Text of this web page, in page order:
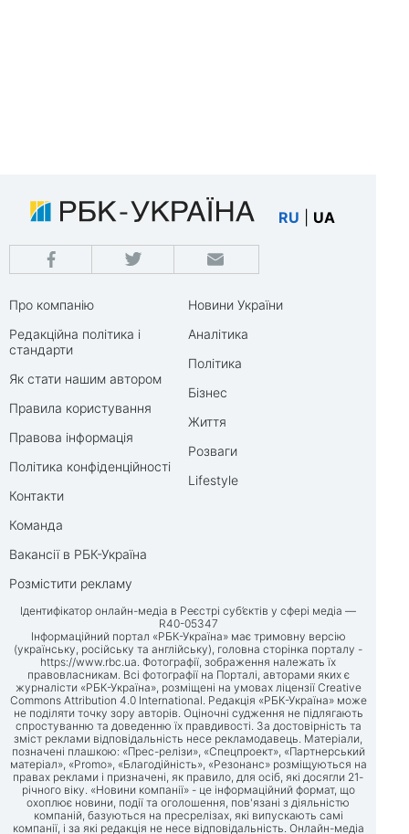
RU UA
Про компанію
Редакційна політика і
стандарти
Як стати нашим автором
Правила користування
Правова інформація
Політика конфіденційності
Контакти
Команда
Вакансії в РБК-Україна
Розмістити рекламу
Новини України
Аналітика
Політика
Бізнес
Життя
Розваги
Lifestyle
Ідентифікатор онлайн-медіа в Реєстрі суб’єктів у сфері медіа —
R40-05347
Інформаційний портал «РБК-Україна» має тримовну версію
(українську, російську та англійську), головна сторінка порталу -
https://www.rbc.ua. Фотографії, зображення належать їх
правовласникам. Всі фотографії на Порталі, авторами яких є
журналісти «РБК-Україна», розміщені на умовах ліцензії Creative
Commons Attribution 4.0 International. Редакція «РБК-Україна» може
не поділяти точку зору авторів. Оціночні судження не підлягають
спростуванню та доведенню їх правдивості. За достовірність та
зміст реклами відповідальність несе рекламодавець. Матеріали,
позначені плашкою: «Прес-релізи», «Спецпроект», «Партнерський
матеріал», «Promo», «Благодійність», «Резонанс» розміщуються на
правах реклами і призначені, як правило, для осіб, які досягли 21-
річного віку. «Новини компанії» - це інформаційний формат, що
охоплює новини, події та оголошення, пов'язані з діяльністю
компаній, базуються на пресрелізах, які випускають самі
компанії, і за які редакція не несе відповідальність. Онлайн-медіа